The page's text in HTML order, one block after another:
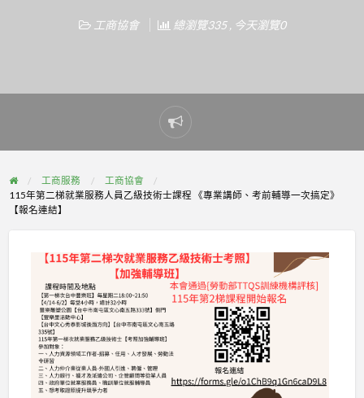
工商協會 總瀏覽335 , 今天瀏覽0
Report
problem
工商服務
工商協會
115年第二梯就業服務人員乙級技術士課程 《專業講師、考前輔導一次搞定》
【報名連結】